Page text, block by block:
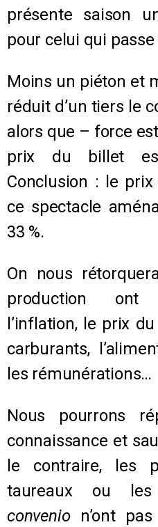
présente saison
pour celui qui passe
Moins un piéton et
réduit d’un tiers le
alors que – force
prix du billet
Conclusion : le
ce spectacle
33 %.
On nous
production ont
l’inflation, le prix
carburants,
les rémunérations…
Nous pourrons
connaissance et
le contraire, les
taureaux ou
convenion’ont pas